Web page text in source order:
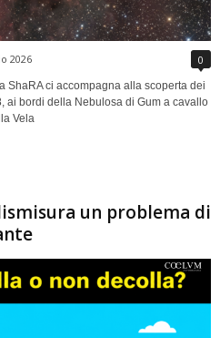
2026 0
ShaRA ci accompagna alla scoperta dei
ai bordi della Nebulosa di Gum a cavallo
Vela
un problema di